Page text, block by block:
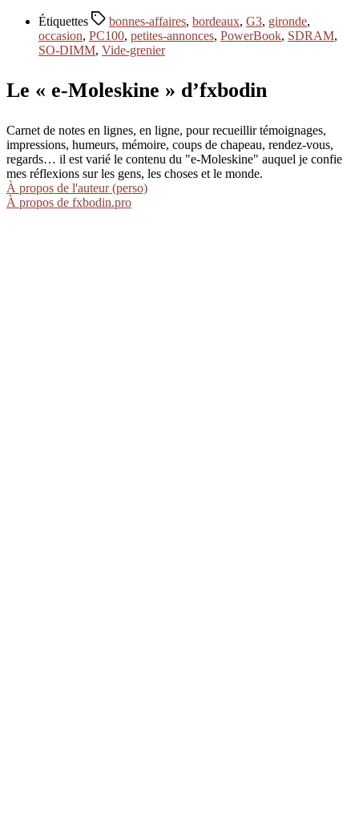
Étiquettes bonnes-affaires, bordeaux, G3, gironde,
occasion, PC100, petites-annonces, PowerBook, SDRAM,
SO-DIMM, Vide-grenier
Le « e-Moleskine » d’fxbodin
Carnet de notes en lignes, en ligne, pour recueillir témoignages,
impressions, humeurs, mémoire, coups de chapeau, rendez-vous,
regards… il est varié le contenu du "e-Moleskine" auquel je confie
mes réflexions sur les gens, les choses et le monde.
À propos de l'auteur (perso)
À propos de fxbodin.pro